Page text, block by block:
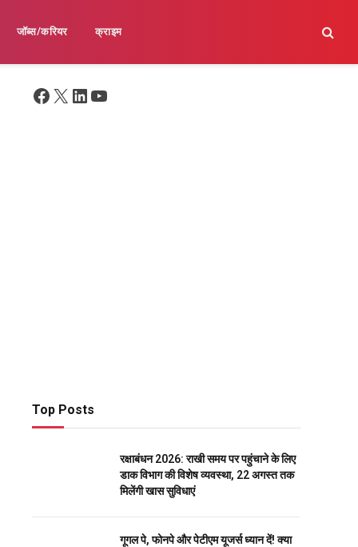
जॉब्स/करियर क्राइम
Facebook
X LinkedIn
YouTube
Top Posts
रक्षाबंधन 2026: राखी समय पर पहुंचाने के लिए
डाक विभाग की विशेष व्यवस्था, 22 अगस्त तक
मिलेंगी खास सुविधाएं
गूगल पे, फोनपे और पेटीएम यूजर्स ध्यान दें! क्या